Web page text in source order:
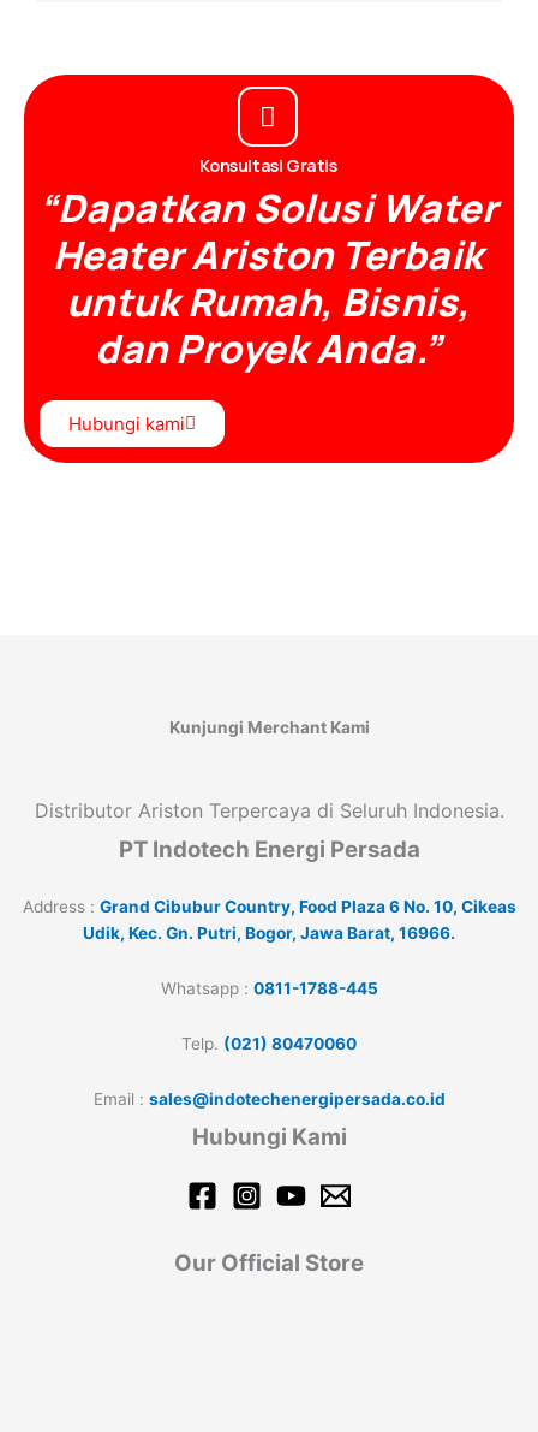
Konsultasi Gratis
“Dapatkan Solusi Water
Heater Ariston Terbaik
untuk Rumah, Bisnis,
dan Proyek Anda.”
Hubungi kami
Kunjungi Merchant Kami
Distributor Ariston Terpercaya di Seluruh Indonesia.
PT Indotech Energi Persada
Address : Grand Cibubur Country, Food Plaza 6 No. 10, Cikeas
Udik, Kec. Gn. Putri, Bogor, Jawa Barat, 16966.
Whatsapp : 0811-1788-445
Telp. (021) 80470060
Email : sales@indotechenergipersada.co.id
Hubungi Kami
Our Official Store